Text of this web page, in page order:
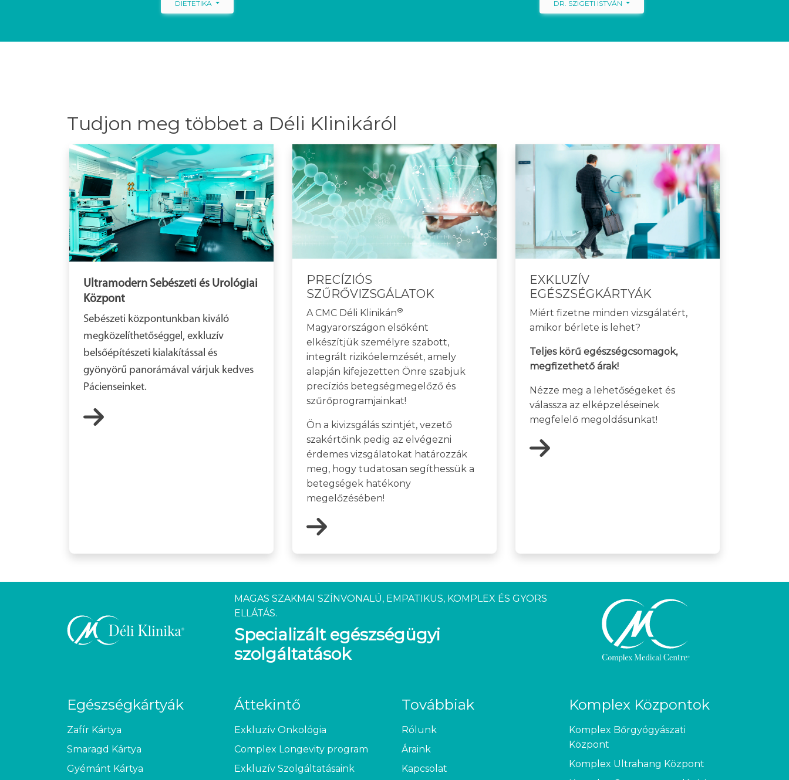
DIETETIKA DR. SZIGETI ISTVÁN
Tudjon meg többet a Déli Klinikáról
Ultramodern Sebészeti és Urológiai
Központ
Sebészeti központunkban kiváló
megközelíthetőséggel, exkluzív
belsőépítészeti kialakítással és
gyönyörű panorámával várjuk kedves
Pácienseinket.
PRECÍZIÓS
SZŰRŐVIZSGÁLATOK
A CMC Déli Klinikán®
Magyarországon elsőként
elkészítjük személyre szabott,
integrált rizikóelemzését, amely
alapján kifejezetten Önre szabjuk
precíziós betegségmegelőző és
szűrőprogramjainkat!
Ön a kivizsgálás szintjét, vezető
szakértőink pedig az elvégezni
érdemes vizsgálatokat határozzák
meg, hogy tudatosan segíthessük a
betegségek hatékony
megelőzésében!
EXKLUZÍV
EGÉSZSÉGKÁRTYÁK
Miért fizetne minden vizsgálatért,
amikor bérlete is lehet?
Teljes körű egészségcsomagok,
megfizethető árak!
Nézze meg a lehetőségeket és
válassza az elképzeléseinek
megfelelő megoldásunkat!
MAGAS SZAKMAI SZÍNVONALÚ, EMPATIKUS, KOMPLEX ÉS GYORS
ELLÁTÁS.
Specializált egészségügyi
szolgáltatások
Egészségkártyák
Zafír Kártya
Smaragd Kártya
Gyémánt Kártya
Áttekintő
Exkluzív Onkológia
Complex Longevity program
Exkluzív Szolgáltatásaink
Továbbiak
Rólunk
Áraink
Kapcsolat
Komplex Központok
Komplex Bőrgyógyászati
Központ
Komplex Ultrahang Központ